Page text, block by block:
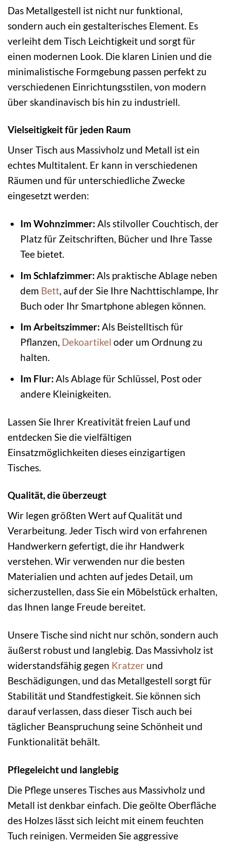
Das Metallgestell ist nicht nur funktional,
sondern auch ein gestalterisches Element. Es
verleiht dem Tisch Leichtigkeit und sorgt für
einen modernen Look. Die klaren Linien und die
minimalistische Formgebung passen perfekt zu
verschiedenen Einrichtungsstilen, von modern
über skandinavisch bis hin zu industriell.
Vielseitigkeit für jeden Raum
Unser Tisch aus Massivholz und Metall ist ein
echtes Multitalent. Er kann in verschiedenen
Räumen und für unterschiedliche Zwecke
eingesetzt werden:
Im Wohnzimmer: Als stilvoller Couchtisch, der
Platz für Zeitschriften, Bücher und Ihre Tasse
Tee bietet.
Im Schlafzimmer: Als praktische Ablage neben
dem Bett, auf der Sie Ihre Nachttischlampe, Ihr
Buch oder Ihr Smartphone ablegen können.
Im Arbeitszimmer: Als Beistelltisch für
Pflanzen, Dekoartikel oder um Ordnung zu
halten.
Im Flur: Als Ablage für Schlüssel, Post oder
andere Kleinigkeiten.
Lassen Sie Ihrer Kreativität freien Lauf und
entdecken Sie die vielfältigen
Einsatzmöglichkeiten dieses einzigartigen
Tisches.
Qualität, die überzeugt
Wir legen größten Wert auf Qualität und
Verarbeitung. Jeder Tisch wird von erfahrenen
Handwerkern gefertigt, die ihr Handwerk
verstehen. Wir verwenden nur die besten
Materialien und achten auf jedes Detail, um
sicherzustellen, dass Sie ein Möbelstück erhalten,
das Ihnen lange Freude bereitet.
Unsere Tische sind nicht nur schön, sondern auch
äußerst robust und langlebig. Das Massivholz ist
widerstandsfähig gegen Kratzer und
Beschädigungen, und das Metallgestell sorgt für
Stabilität und Standfestigkeit. Sie können sich
darauf verlassen, dass dieser Tisch auch bei
täglicher Beanspruchung seine Schönheit und
Funktionalität behält.
Pflegeleicht und langlebig
Die Pflege unseres Tisches aus Massivholz und
Metall ist denkbar einfach. Die geölte Oberfläche
des Holzes lässt sich leicht mit einem feuchten
Tuch reinigen. Vermeiden Sie aggressive